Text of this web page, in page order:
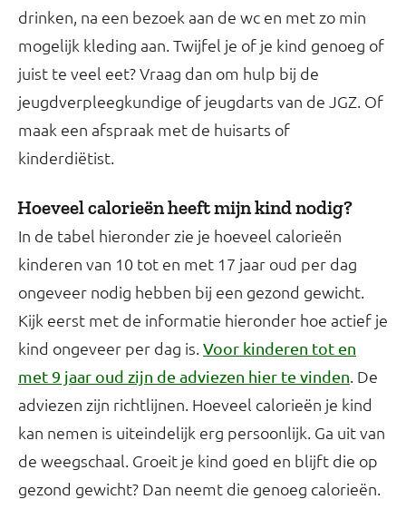
drinken, na een bezoek aan de wc en met zo min
mogelijk kleding aan. Twijfel je of je kind genoeg of
juist te veel eet? Vraag dan om hulp bij de
jeugdverpleegkundige of jeugdarts van de JGZ. Of
maak een afspraak met de huisarts of
kinderdiëtist.
Hoeveel calorieën heeft mijn kind nodig?
In de tabel hieronder zie je hoeveel calorieën
kinderen van 10 tot en met 17 jaar oud per dag
ongeveer nodig hebben bij een gezond gewicht.
Kijk eerst met de informatie hieronder hoe actief je
kind ongeveer per dag is. Voor kinderen tot en
met 9 jaar oud zijn de adviezen hier te vinden. De
adviezen zijn richtlijnen. Hoeveel calorieën je kind
kan nemen is uiteindelijk erg persoonlijk. Ga uit van
de weegschaal. Groeit je kind goed en blijft die op
gezond gewicht? Dan neemt die genoeg calorieën.